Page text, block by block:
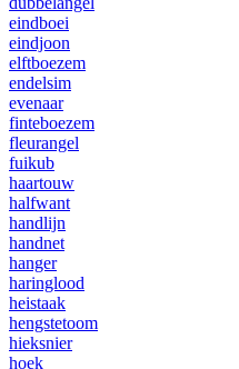
eindboei
eindjoon
elftboezem
endelsim
evenaar
finteboezem
fleurangel
fuikub
haartouw
halfwant
handlijn
handnet
hanger
haringlood
heistaak
hengstetoom
hieksnier
hoek